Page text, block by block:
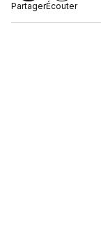
PartagerÉcouter